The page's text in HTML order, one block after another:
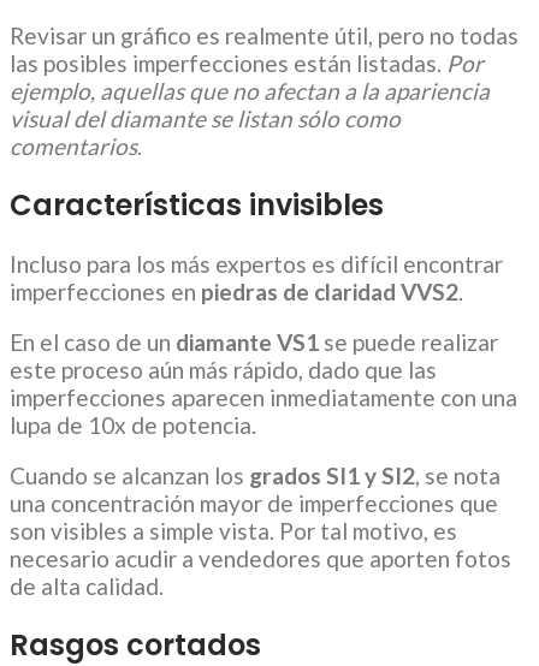
Revisar un gráfico es realmente útil, pero no todas
las posibles imperfecciones están listadas. Por
ejemplo, aquellas que no afectan a la apariencia
visual del diamante se listan sólo como
comentarios.
Características invisibles
Incluso para los más expertos es difícil encontrar
imperfecciones en piedras de claridad VVS2.
En el caso de un diamante VS1 se puede realizar
este proceso aún más rápido, dado que las
imperfecciones aparecen inmediatamente con una
lupa de 10x de potencia.
Cuando se alcanzan los grados SI1 y SI2, se nota
una concentración mayor de imperfecciones que
son visibles a simple vista. Por tal motivo, es
necesario acudir a vendedores que aporten fotos
de alta calidad.
Rasgos cortados